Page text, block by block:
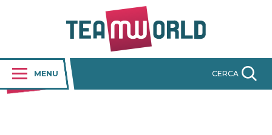
MENU CERCA